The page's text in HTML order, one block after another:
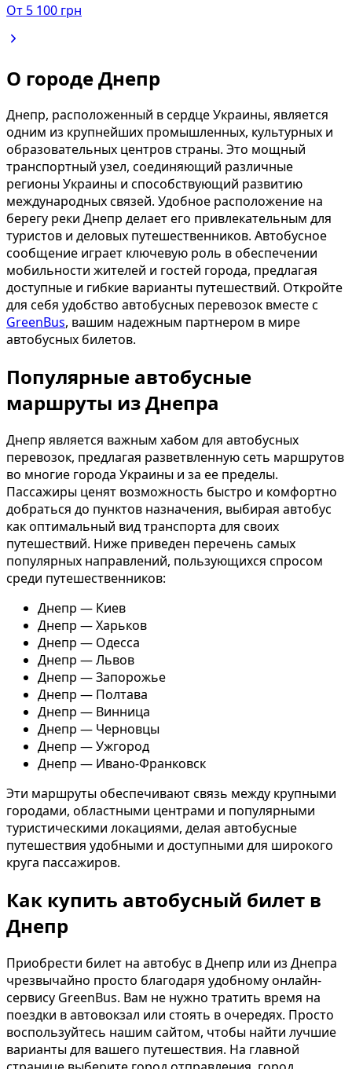
От 5 100 грн
О городе Днепр
Днепр, расположенный в сердце Украины, является
одним из крупнейших промышленных, культурных и
образовательных центров страны. Это мощный
транспортный узел, соединяющий различные
регионы Украины и способствующий развитию
международных связей. Удобное расположение на
берегу реки Днепр делает его привлекательным для
туристов и деловых путешественников. Автобусное
сообщение играет ключевую роль в обеспечении
мобильности жителей и гостей города, предлагая
доступные и гибкие варианты путешествий. Откройте
для себя удобство автобусных перевозок вместе с
GreenBus, вашим надежным партнером в мире
автобусных билетов.
Популярные автобусные
маршруты из Днепра
Днепр является важным хабом для автобусных
перевозок, предлагая разветвленную сеть маршрутов
во многие города Украины и за ее пределы.
Пассажиры ценят возможность быстро и комфортно
добраться до пунктов назначения, выбирая автобус
как оптимальный вид транспорта для своих
путешествий. Ниже приведен перечень самых
популярных направлений, пользующихся спросом
среди путешественников:
Днепр — Киев
Днепр — Харьков
Днепр — Одесса
Днепр — Львов
Днепр — Запорожье
Днепр — Полтава
Днепр — Винница
Днепр — Черновцы
Днепр — Ужгород
Днепр — Ивано-Франковск
Эти маршруты обеспечивают связь между крупными
городами, областными центрами и популярными
туристическими локациями, делая автобусные
путешествия удобными и доступными для широкого
круга пассажиров.
Как купить автобусный билет в
Днепр
Приобрести билет на автобус в Днепр или из Днепра
чрезвычайно просто благодаря удобному онлайн-
сервису GreenBus. Вам не нужно тратить время на
поездки в автовокзал или стоять в очередях. Просто
воспользуйтесь нашим сайтом, чтобы найти лучшие
варианты для вашего путешествия. На главной